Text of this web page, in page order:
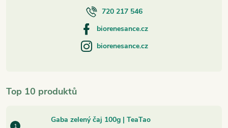
Top 10 produktů
Gaba zelený čaj 100g | TeaTao
720 217 546
biorenesance.cz
biorenesance.cz